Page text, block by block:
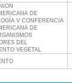
DE
V CONFERENCIA
DE
DEL
VEGETAL